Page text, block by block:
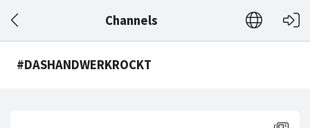
Channels
#DASHANDWERKROCKT